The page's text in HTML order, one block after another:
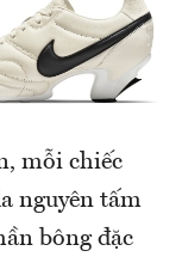
mỗi chiếc
nguyên tấm
bông đặc